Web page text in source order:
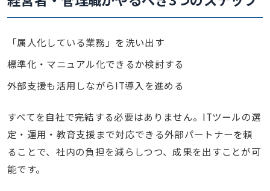
「属人化している業務」を洗い出す
標準化・マニュアル化できるか検討する
外部支援も活用しながらIT導入を進める
すべてを自社で完結する必要はありません。ITツールの選
定・運用・教育支援まで対応できる外部パートナーを頼
ることで、社内の負担を減らしつつ、成果を出すことが可
能です。